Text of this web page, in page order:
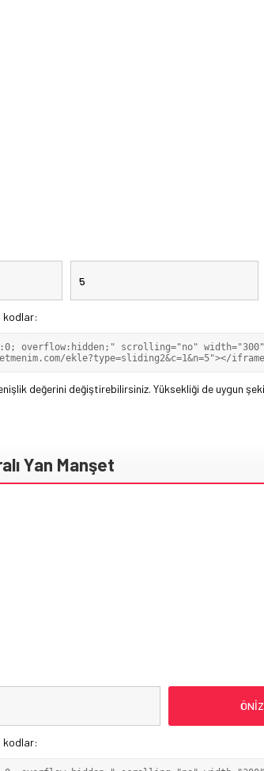
kodlar:
değerini değiştirebilirsiniz. Yüksekliği de uygun
Yan Manşet
kodlar: